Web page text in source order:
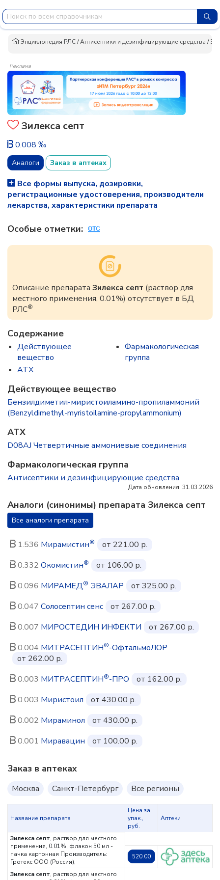
Энциклопедия РЛС/Антисептики и дезинфицирующие средства /
Реклама
Зилекса септ
0.008 ‰
Аналоги Заказ в аптеках
Все формы выпуска, дозировки,
регистрационные удостоверения, производители
лекарства, характеристики препарата
Особые отметки:
Описание препарата Зилекса септ (раствор для
местного применения, 0.01%) отсутствует в БД
РЛС®
Содержание
Действующее
вещество
ATX
Фармакологическая
группа
Действующее вещество
Бензилдиметил-миристоиламино-пропиламмоний
(Benzyldimethyl-myristoilamine-propylammonium)
ATX
D08AJ Четвертичные аммониевые соединения
Фармакологическая группа
Антисептики и дезинфицирующие средства
Дата обновления: 31.03.2026
Аналоги (синонимы) препарата Зилекса септ
Все аналоги препарата
1.536 Мирамистин®
от 221.00 р.
0.332 Окомистин®
от 106.00 р.
0.096 МИРАМЕД® ЭВАЛАР
от 325.00 р.
0.047 Солосептин сенс
от 267.00 р.
0.007 МИРОСТЕДИН ИНФЕКТИ
от 267.00 р.
0.004 МИТРАСЕПТИН®-ОфтальмоЛОР
от 262.00 р.
0.003 МИТРАСЕПТИН®-ПРО
от 162.00 р.
0.003 Миристоил
от 430.00 р.
0.002 Мираминол
от 430.00 р.
0.001 Миравацин от 100.00 р.
Заказ в аптеках
Москва Санкт-Петербург Все регионы
Название препарата
Цена за
упак.,
руб.
Аптеки
Зилекса септ, раствор для местного
применения, 0.01%, флакон 50 мл -
пачка картонная Производитель:
Гротекс ООО (Россия),
520.00
Зилекса септ, раствор для местного